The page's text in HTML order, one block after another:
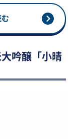
吟醸「小晴